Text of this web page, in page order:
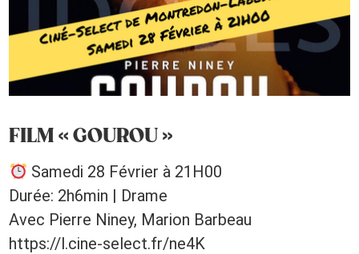
FILM « GOUROU »
Samedi 28 Février à 21H00
Durée: 2h6min | Drame
Avec Pierre Niney, Marion Barbeau
https://l.cine-select.fr/ne4K